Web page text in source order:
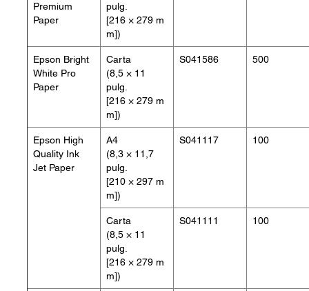
Premium
Paper
pulg.
[216 × 279 m
m])
Epson Bright
White Pro
Paper
Carta
(8,5 × 11
pulg.
[216 × 279 m
m])
S041586 500
Epson High
Quality Ink
Jet Paper
A4
(8,3 × 11,7
pulg.
[210 × 297 m
m])
S041117 100
Carta
(8,5 × 11
pulg.
[216 × 279 m
m])
S041111 100